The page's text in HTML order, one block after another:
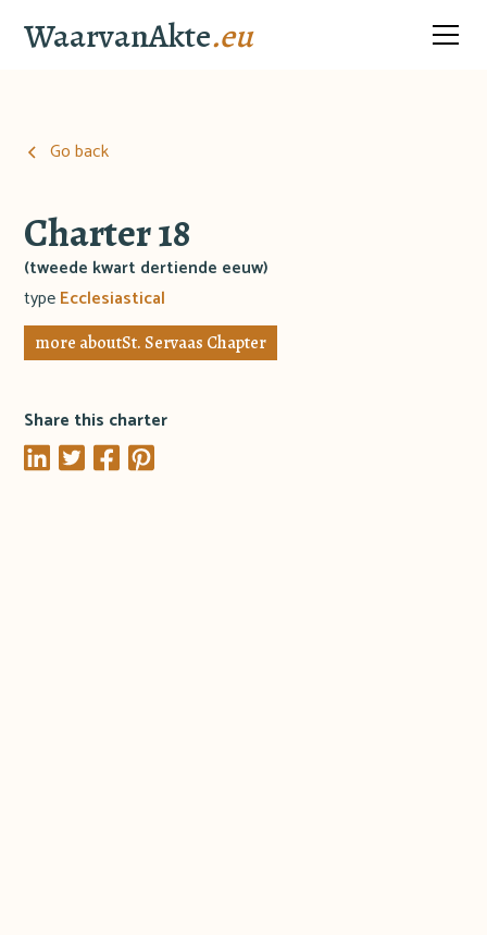
WaarvanAkte.eu
Go back
Charter 18
(tweede kwart dertiende eeuw)
typeEcclesiastical
more aboutSt. Servaas Chapter
Share this charter